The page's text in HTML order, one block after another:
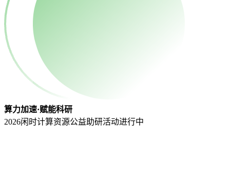
算力加速·赋能科研
2026闲时计算资源公益助研活动进行中